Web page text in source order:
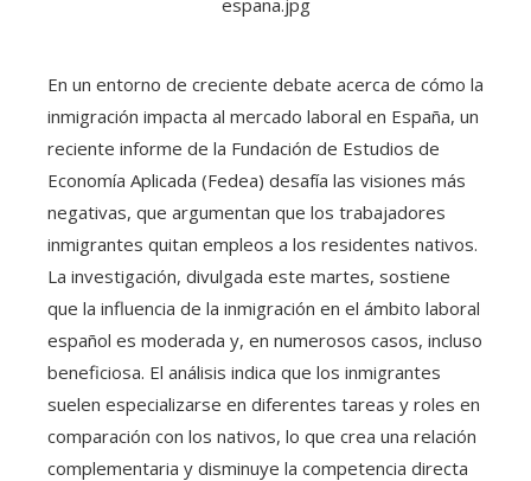
En un entorno de creciente debate acerca de cómo la
inmigración impacta al mercado laboral en España, un
reciente informe de la Fundación de Estudios de
Economía Aplicada (Fedea) desafía las visiones más
negativas, que argumentan que los trabajadores
inmigrantes quitan empleos a los residentes nativos.
La investigación, divulgada este martes, sostiene
que la influencia de la inmigración en el ámbito laboral
español es moderada y, en numerosos casos, incluso
beneficiosa. El análisis indica que los inmigrantes
suelen especializarse en diferentes tareas y roles en
comparación con los nativos, lo que crea una relación
complementaria y disminuye la competencia directa